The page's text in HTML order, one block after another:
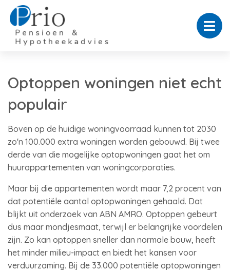
Optoppen woningen niet echt
populair
Boven op de huidige woningvoorraad kunnen tot 2030
zo'n 100.000 extra woningen worden gebouwd. Bij twee
derde van die mogelijke optopwoningen gaat het om
huurappartementen van woningcorporaties.
Maar bij die appartementen wordt maar 7,2 procent van
dat potentiële aantal optopwoningen gehaald. Dat
blijkt uit onderzoek van ABN AMRO. Optoppen gebeurt
dus maar mondjesmaat, terwijl er belangrijke voordelen
zijn. Zo kan optoppen sneller dan normale bouw, heeft
het minder milieu-impact en biedt het kansen voor
verduurzaming. Bij de 33.000 potentiële optopwoningen